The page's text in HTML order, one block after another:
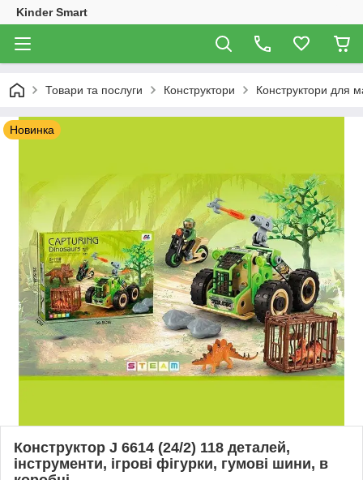
Kinder Smart
Товари та послуги Конструктори Конструктори для
Новинка
Конструктор J 6614 (24/2) 118 деталей,
інструменти, ігрові фігурки, гумові шини, в